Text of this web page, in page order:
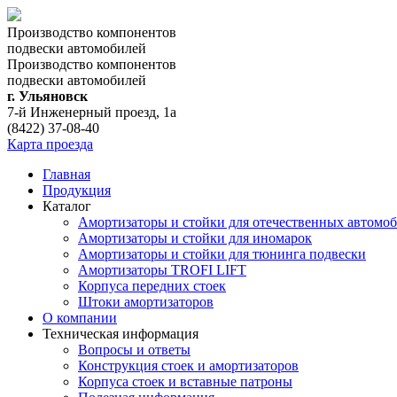
Производство компонентов
подвески автомобилей
Производство компонентов
подвески автомобилей
г. Ульяновск
7-й Инженерный проезд, 1а
(8422) 37-08-40
Карта проезда
Главная
Продукция
Каталог
Амортизаторы и стойки для отечественных
Амортизаторы и стойки для иномарок
Амортизаторы и стойки для тюнинга подвeски
Амортизаторы TROFI LIFT
Корпуса передних стоек
Штоки амортизаторов
О компании
Техническая информация
Вопросы и ответы
Конструкция стоек и амортизаторов
Корпуса стоек и вставные патроны